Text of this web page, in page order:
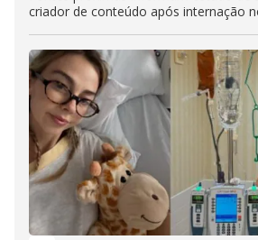
criador de conteúdo após internação